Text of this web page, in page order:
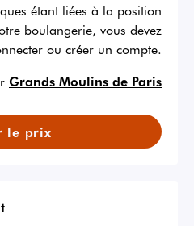
étant liées à la position
boulangerie, vous devez
ou créer un compte.
Grands Moulins de Paris
le prix